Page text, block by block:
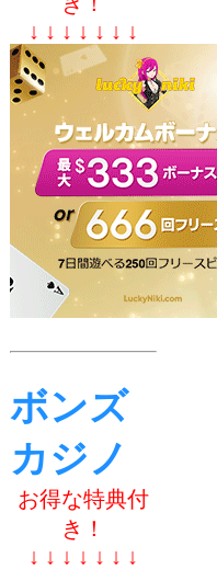
↓ ↓ ↓ ↓ ↓ ↓ ↓
ボンズ
カジノ
お得な特典付
き！
↓ ↓ ↓ ↓ ↓ ↓ ↓